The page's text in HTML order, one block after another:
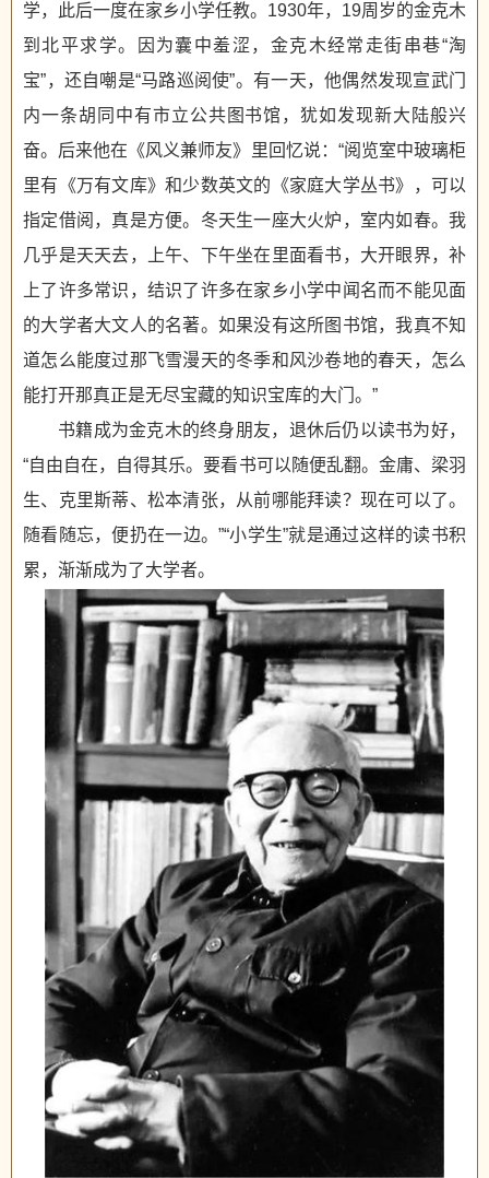
学，此后一度在家乡小学任教。1930年，19周岁的金克木
到北平求学。因为囊中羞涩，金克木经常走街串巷“淘
宝”，还自嘲是“马路巡阅使”。有一天，他偶然发现宣武门
内一条胡同中有市立公共图书馆，犹如发现新大陆般兴
奋。后来他在《风义兼师友》里回忆说：“阅览室中玻璃柜
里有《万有文库》和少数英文的《家庭大学丛书》，可以
指定借阅，真是方便。冬天生一座大火炉，室内如春。我
几乎是天天去，上午、下午坐在里面看书，大开眼界，补
上了许多常识，结识了许多在家乡小学中闻名而不能见面
的大学者大文人的名著。如果没有这所图书馆，我真不知
道怎么能度过那飞雪漫天的冬季和风沙卷地的春天，怎么
能打开那真正是无尽宝藏的知识宝库的大门。”
书籍成为金克木的终身朋友，退休后仍以读书为好，
“自由自在，自得其乐。要看书可以随便乱翻。金庸、梁羽
生、克里斯蒂、松本清张，从前哪能拜读？现在可以了。
随看随忘，便扔在一边。”“小学生”就是通过这样的读书积
累，渐渐成为了大学者。